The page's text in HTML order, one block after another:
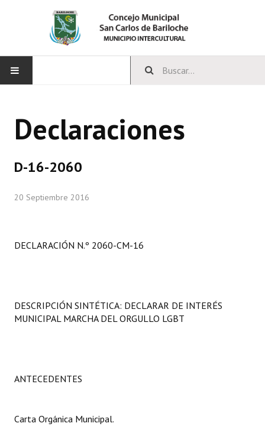
CONCEJO
Comisiones Permanentes
LEGISLACIÓN
Carta Orgánica 2007
Digesto
Declaraciones
D-16-2060
20 Septiembre 2016
DECLARACIÓN N.º 2060-CM-16
DESCRIPCIÓN SINTÉTICA: DECLARAR DE INTERÉS
MUNICIPAL MARCHA DEL ORGULLO LGBT
ANTECEDENTES
Carta Orgánica Municipal.